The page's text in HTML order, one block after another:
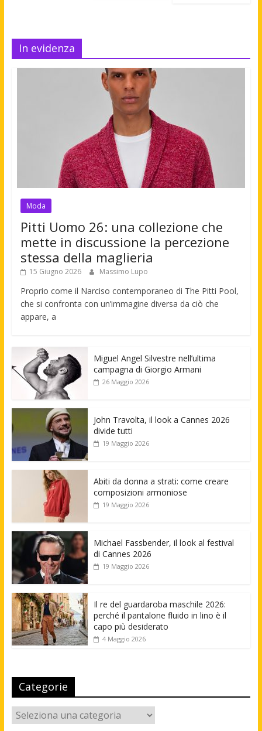
In evidenza
Moda
Pitti Uomo 26: una collezione che
mette in discussione la percezione
stessa della maglieria
15 Giugno 2026 Massimo Lupo
Proprio come il Narciso contemporaneo di The Pitti Pool,
che si confronta con un’immagine diversa da ciò che
appare, a
Miguel Angel Silvestre nell’ultima
campagna di Giorgio Armani
26 Maggio 2026
John Travolta, il look a Cannes 2026
divide tutti
19 Maggio 2026
Abiti da donna a strati: come creare
composizioni armoniose
19 Maggio 2026
Michael Fassbender, il look al festival
di Cannes 2026
19 Maggio 2026
Il re del guardaroba maschile 2026:
perché il pantalone fluido in lino è il
capo più desiderato
4 Maggio 2026
Categorie
Categorie